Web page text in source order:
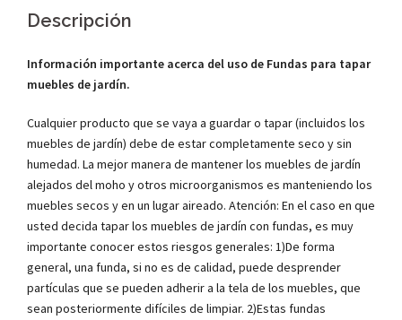
Descripción
Información importante acerca del uso de Fundas para tapar
muebles de jardín.
Cualquier producto que se vaya a guardar o tapar (incluidos los
muebles de jardín) debe de estar completamente seco y sin
humedad. La mejor manera de mantener los muebles de jardín
alejados del moho y otros microorganismos es manteniendo los
muebles secos y en un lugar aireado. Atención: En el caso en que
usted decida tapar los muebles de jardín con fundas, es muy
importante conocer estos riesgos generales: 1)De forma
general, una funda, si no es de calidad, puede desprender
partículas que se pueden adherir a la tela de los muebles, que
sean posteriormente difíciles de limpiar. 2)Estas fundas